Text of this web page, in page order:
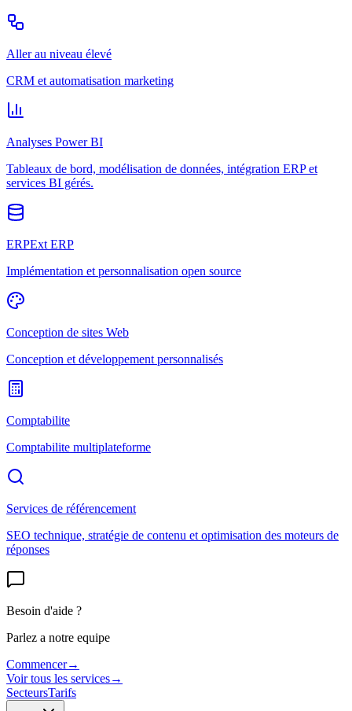
Aller au niveau élevé
CRM et automatisation marketing
Analyses Power BI
Tableaux de bord, modélisation de données, intégration ERP et
services BI gérés.
ERPExt ERP
Implémentation et personnalisation open source
Conception de sites Web
Conception et développement personnalisés
Comptabilite
Comptabilite multiplateforme
Services de référencement
SEO technique, stratégie de contenu et optimisation des moteurs de
réponses
Besoin d'aide ?
Parlez a notre equipe
Commencer→
Voir tous les services→
SecteursTarifs